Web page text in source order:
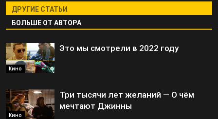
ДРУГИЕ СТАТЬИ
БОЛЬШЕ ОТ АВТОРА
Кино
Это мы смотрели в 2022 году
Кино
Три тысячи лет желаний — О чём
мечтают Джинны